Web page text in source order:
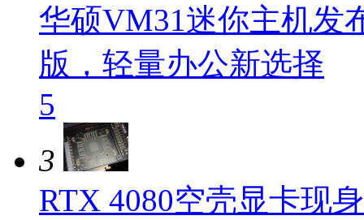
华硕VM31迷你主机发
版，轻量办公新选择
5
3
RTX 4080空壳显卡现